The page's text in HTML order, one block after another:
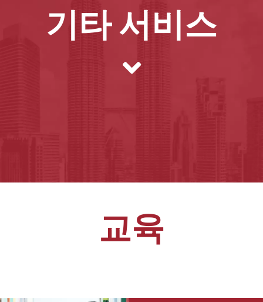
기타 서비스
교육